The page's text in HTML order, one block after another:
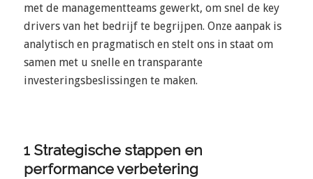
met de managementteams gewerkt, om snel de key
drivers van het bedrijf te begrijpen. Onze aanpak is
analytisch en pragmatisch en stelt ons in staat om
samen met u snelle en transparante
investeringsbeslissingen te maken.
1 Strategische stappen en
performance verbetering